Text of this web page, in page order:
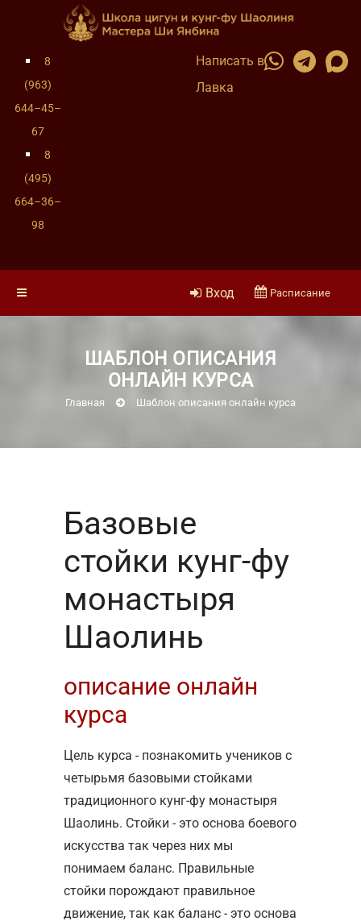
8
(963)
644–45–
67
8
(495)
664–36–
98
Написать в
Лавка
Вход Расписание
ШАБЛОН ОПИСАНИЯ
ОНЛАЙН КУРСА
Главная Шаблон описания онлайн курса
Базовые
стойки кунг-фу
монастыря
Шаолинь
описание онлайн
курса
Цель курса - познакомить учеников с
четырьмя базовыми стойками
традиционного кунг-фу монастыря
Шаолинь. Стойки - это основа боевого
искусства так через них мы
понимаем баланс. Правильные
стойки порождают правильное
движение, так как баланс - это основа